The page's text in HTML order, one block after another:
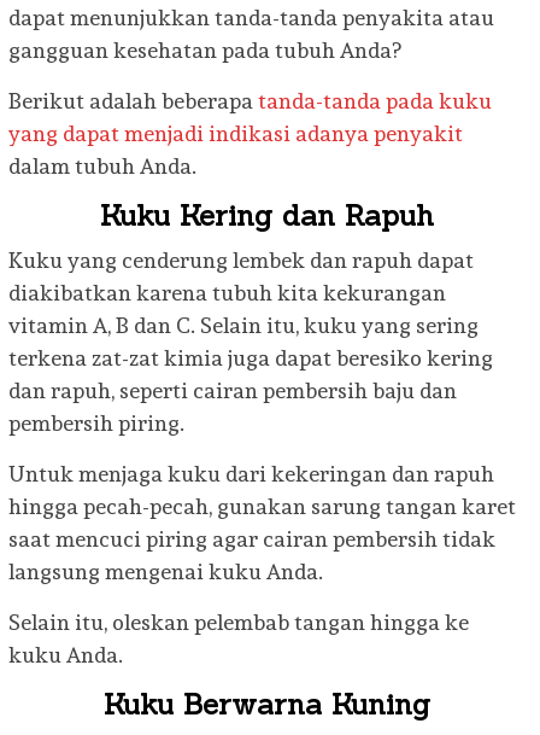
dapat menunjukkan tanda-tanda penyakita atau
gangguan kesehatan pada tubuh Anda?
Berikut adalah beberapatanda-tanda pada kuku
yang dapat menjadi indikasi adanya penyakit
dalam tubuh Anda.
Kuku Kering dan Rapuh
Kuku yang cenderung lembek dan rapuh dapat
diakibatkan karena tubuh kita kekurangan
vitamin A, B dan C. Selain itu, kuku yang sering
terkena zat-zat kimia juga dapat beresiko kering
dan rapuh, seperti cairan pembersih baju dan
pembersih piring.
Untuk menjaga kuku dari kekeringan dan rapuh
hingga pecah-pecah, gunakan sarung tangan karet
saat mencuci piring agar cairan pembersih tidak
langsung mengenai kuku Anda.
Selain itu, oleskan pelembab tangan hingga ke
kuku Anda.
Kuku Berwarna Kuning